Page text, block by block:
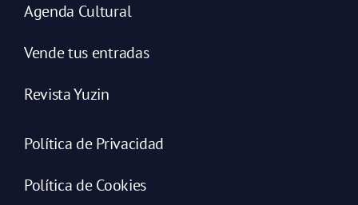
Agenda Cultural
Vende tus entradas
Revista Yuzin
Política de Privacidad
Política de Cookies